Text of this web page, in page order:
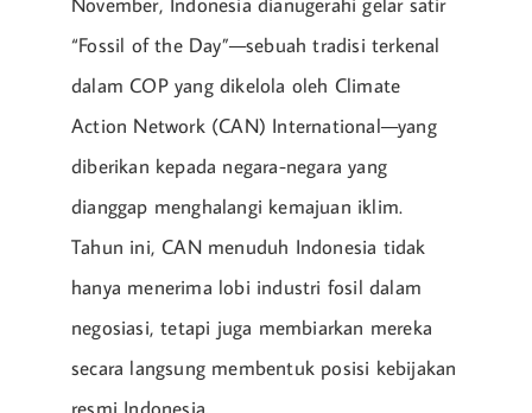
“Fossil of the Day”—sebuah tradisi terkenal
dalam COP yang dikelola oleh Climate
Action Network (CAN) International—yang
diberikan kepada negara-negara yang
dianggap menghalangi kemajuan iklim.
Tahun ini, CAN menuduh Indonesia tidak
hanya menerima lobi industri fosil dalam
negosiasi, tetapi juga membiarkan mereka
secara langsung membentuk posisi kebijakan